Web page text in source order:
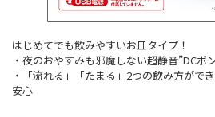
はじめてでも飲みやすいお皿タイプ！
・夜のおやすみも邪魔しない超静音”DCポ
・「流れる」「たまる」2つの飲み方がで
安心